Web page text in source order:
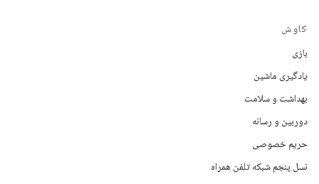
کاوش
بازی
یادگیری ماشین
بهداشت و سلامت
دوربین و رسانه
حریم خصوصی
نسل پنجم شبکه تلفن همراه